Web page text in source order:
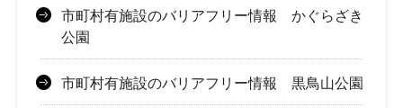
市町村有施設のバリアフリー情報 かぐらざき
公園
市町村有施設のバリアフリー情報 黒鳥山公園